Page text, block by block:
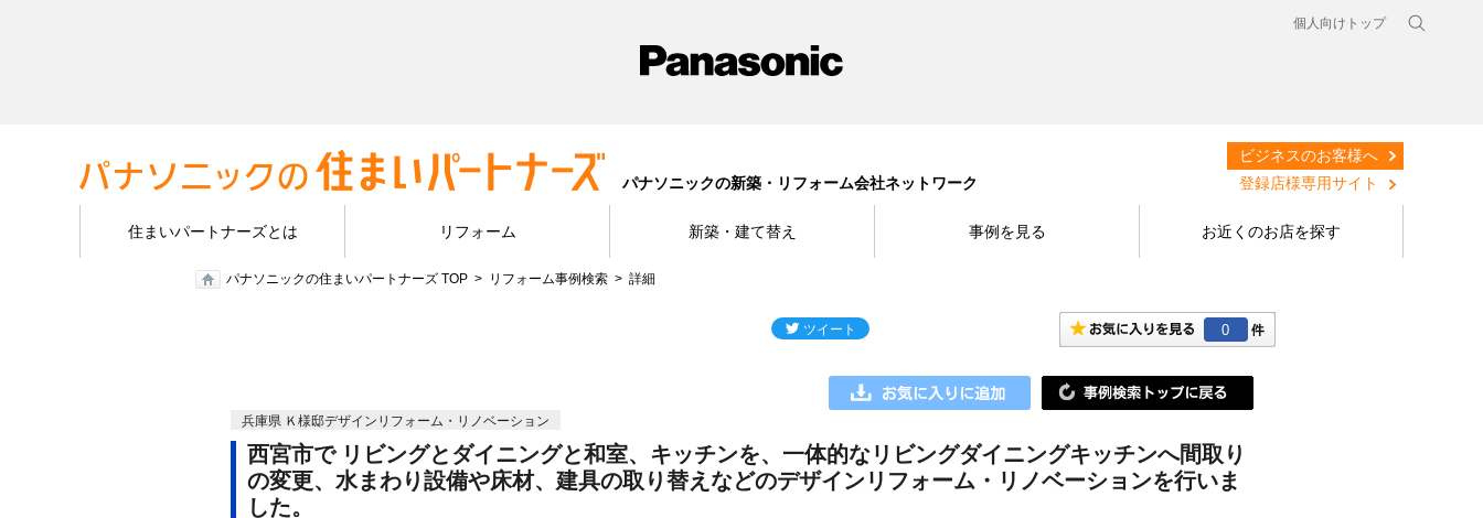
個人向けトップ
パナソニックの新築・リフォーム会社ネットワーク
ビジネスのお客様へ
登録店様専用サイト
住まいパートナーズとは リフォーム 新築・建て替え 事例を見る お近くのお店を探す
パナソニックの住まいパートナーズ TOP リフォーム事例検索 詳細
0
兵庫県 Ｋ様邸デザインリフォーム・リノベーション
西宮市で リビングとダイニングと和室、キッチンを、一体的なリビングダイニングキッチンへ間取り
の変更、水まわり設備や床材、建具の取り替えなどのデザインリフォーム・リノベーションを行いま
した。